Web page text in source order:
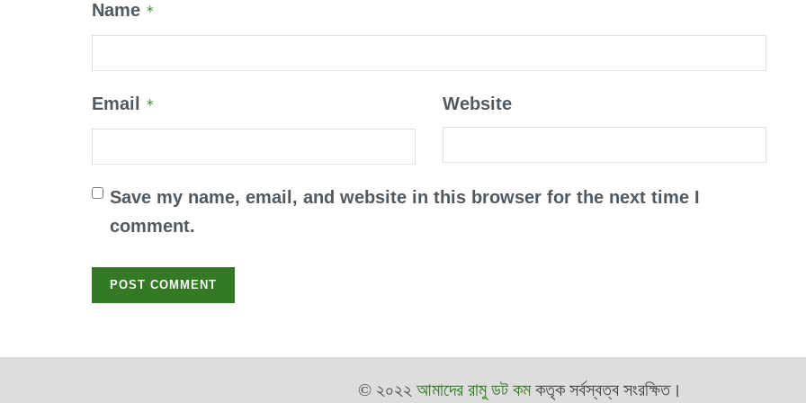
Name *
Email * Website
Save my name, email, and website in this browser for the next time I
comment.
© ২০২২আমাদের রামু ডট কমকতৃক সর্বস্বত্ব সংরক্ষিত।